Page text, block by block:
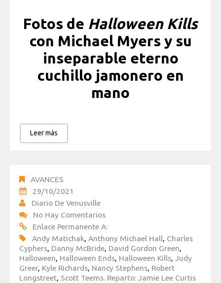
Fotos de Halloween Kills
con Michael Myers y su
inseparable eterno
cuchillo jamonero en
mano
Leer más
AVANCES
29/10/2021
Diario De Venusville
No Hay Comentarios
Enlace Permanente A:
Andy Matichak, Anthony Michael Hall, Charles
Cyphers, Danny McBride, David Gordon Green,
Halloween, Halloween Ends, Halloween Kills, Judy
Greer, Kyle Richards, Nancy Stephens, Robert
Longstreet, Scott Teems. Reparto: Jamie Lee Curtis